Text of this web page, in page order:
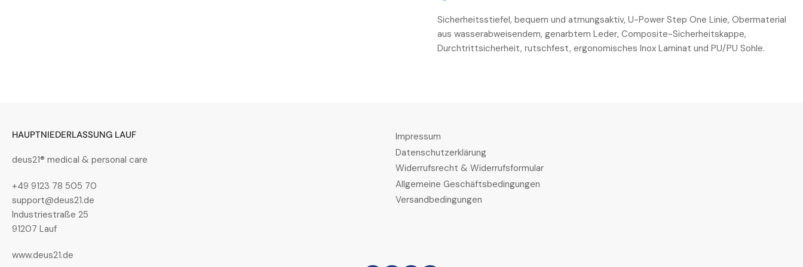
Bild
Galerieansicht
5
in
Sicherheitsstiefel, bequem und atmungsaktiv, U-Power Step One Linie, Obermaterial
aus wasserabweisendem, genarbtem Leder, Composite-Sicherheitskappe,
Durchtrittsicherheit, rutschfest, ergonomisches Inox Laminat und PU/PU Sohle.
HAUPTNIEDERLASSUNG LAUF
deus21® medical & personal care
+49 9123 78 505 70
support@deus21.de
Industriestraße 25
91207 Lauf
www.deus21.de
Impressum
Datenschutzerklärung
Widerrufsrecht & Widerrufsformular
Allgemeine Geschäftsbedingungen
Versandbedingungen